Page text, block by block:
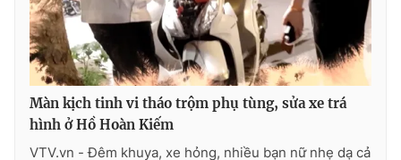
Cơ quan báo chí:
Thời báo VTV
Giấy phép hoạt động báo in và báo điện tử số 483/GP-BTTTT
cấp ngày 29/12/2023
Tổng Biên tập:Vũ Thanh Thủy
Phó Tổng Biên tập:Nguyễn Thị Mỹ Hạnh, Phạm Quốc Thắng,
Nguyễn Trọng Ninh
Tổng đài VTV: 024.38 355 931 - 024.38 355 932
Màn kịch tinh vi tháo trộm phụ tùng, sửa xe trá
hình ở Hồ Hoàn Kiếm
VTV.vn - Đêm khuya, xe hỏng, nhiều bạn nữ nhẹ dạ cả